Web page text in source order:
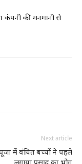
कंपनी की मनमानी से
Next article
पूजा में वंचित बच्चों ने पहले
लगाया प्रसाद का भोग